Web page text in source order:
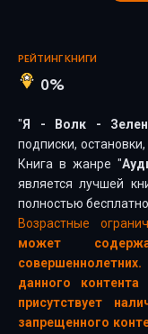
РЕЙТИНГ КНИГИ
0%
"Я - Волк -
подписки,
Книга в жанре "
является лучшей
полностью бесплатно.
Возрастные
может
данного
присутствует
запрещенного